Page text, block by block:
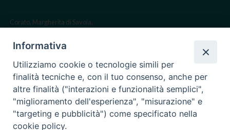
Corato, Margherita di Savoia,
Regione ecclesiastica Puglia
Via Beltrani, 9
76125 Trani BT
Centralino Tel. 0883 494211
Informativa
Utilizziamo cookie o tecnologie simili per
finalità tecniche e, con il tuo consenso, anche per
altre finalità ("interazioni e funzionalità semplici",
"miglioramento dell'esperienza", "misurazione" e
"targeting e pubblicità") come specificato nella
cookie policy.